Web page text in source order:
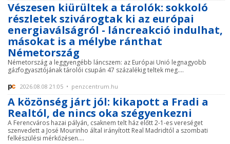
Vészesen kiürültek a tárolók: sokkoló
részletek szivárogtak ki az európai
energiaválságról - láncreakció indulhat,
másokat is a mélybe ránthat
Németország
Németország a leggyengébb láncszem: az Európai Unió legnagyobb
gázfogyasztójának tárolói csupán 47 százalékig teltek meg....
2026.08.08 21:05 • penzcentrum.hu
A közönség járt jól: kikapott a Fradi a
Realtól, de nincs oka szégyenkezni
A Ferencváros hazai pályán, csaknem telt ház előtt 2-1-es vereséget
szenvedett a José Mourinho által irányított Real Madridtól a szombati
felkészülési mérkőzésen....